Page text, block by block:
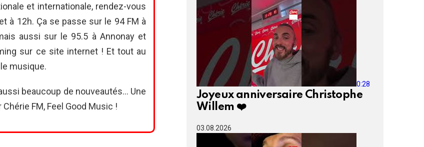
et internationale, rendez-vous
à 12h. Ça se passe sur le 94 FM à
aussi sur le 95.5 à Annonay et
sur ce site internet ! Et tout au
musique.
beaucoup de nouveautés… Une
FM, Feel Good Music !
0:28
Joyeux anniversaire Christophe
Willem ❤️
03.08.2026